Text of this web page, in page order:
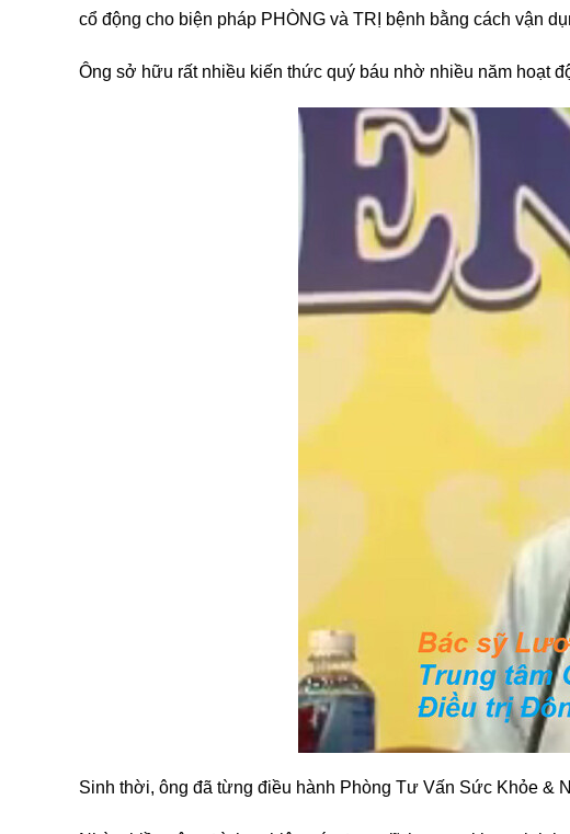
cổ động cho biện pháp PHÒNG và TRỊ bệnh bằng cách vận
Ông sở hữu rất nhiều kiến thức quý báu nhờ nhiều năm hoạt
Sinh thời, ông đã từng điều hành Phòng Tư Vấn Sức Khỏe &